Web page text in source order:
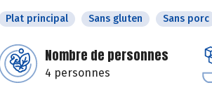
Plat principal Sans gluten Sans porc
Nombre de personnes
4 personnes